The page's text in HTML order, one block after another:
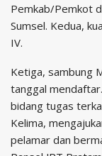
Pemkab/Pemkot
Sumsel. Kedua,
IV.
Ketiga, sambung
tanggal
bidang tugas
Kelima,
pelamar dan